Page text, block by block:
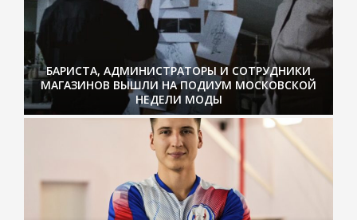
БАРИСТА, АДМИНИСТРАТОРЫ И СОТРУДНИКИ
МАГАЗИНОВ ВЫШЛИ НА ПОДИУМ МОСКОВСКОЙ
НЕДЕЛИ МОДЫ